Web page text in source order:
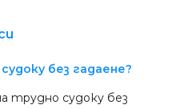
без гадаене?
трудно судоку без